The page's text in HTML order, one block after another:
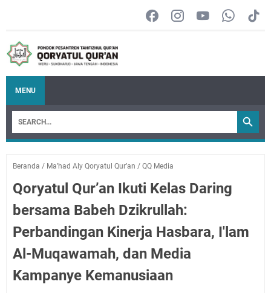
MENU
Beranda / Ma’had Aly Qoryatul Qur’an / QQ Media
Qoryatul Qur’an Ikuti Kelas Daring
bersama Babeh Dzikrullah:
Perbandingan Kinerja Hasbara, I'lam
Al-Muqawamah, dan Media
Kampanye Kemanusiaan